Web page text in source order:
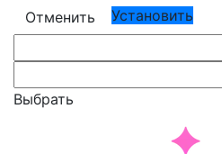
Отменить Установить
Выбрать